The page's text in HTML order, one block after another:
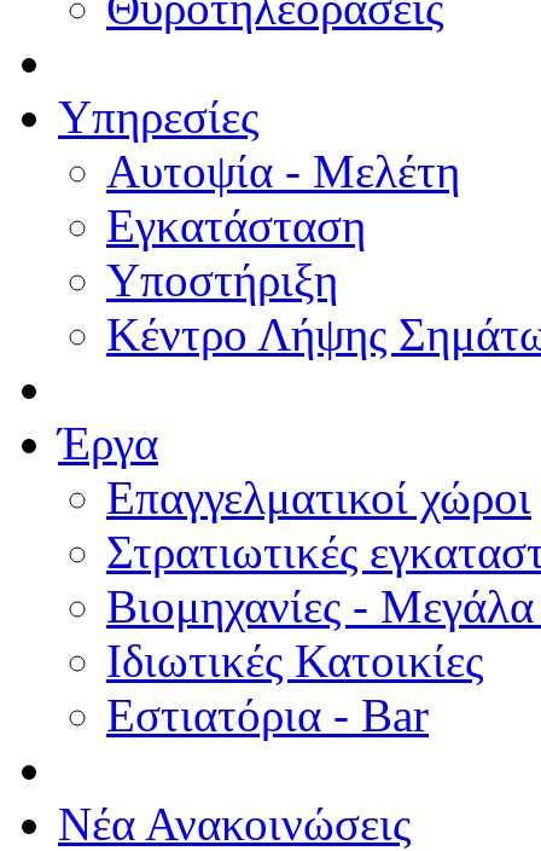
Υπηρεσίες
Αυτοψία - Μελέτη
Εγκατάσταση
Υποστήριξη
Κέντρο Λήψης
Έργα
Επαγγελματικοί χώροι
Στρατιωτικές
Βιομηχανίες -
Ιδιωτικές Κατοικίες
Εστιατόρια - Bar
Νέα Ανακοινώσεις